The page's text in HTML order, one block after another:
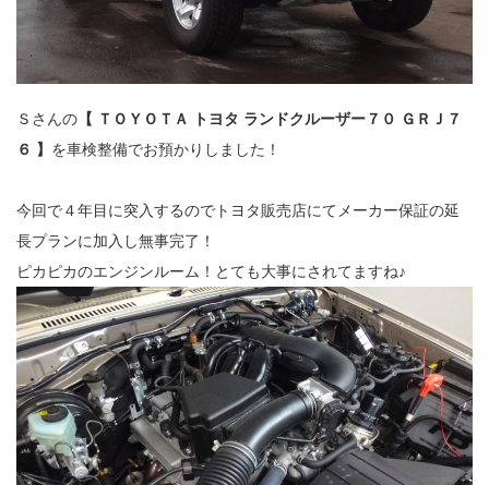
Ｓさんの 【 ＴＯＹＯＴＡ トヨタ ランドクルーザー７０ ＧＲＪ７
６ 】 を車検整備でお預かりしました！
今回で４年目に突入するのでトヨタ販売店にてメーカー保証の延
長プランに加入し無事完了！
ピカピカのエンジンルーム！とても大事にされてますね♪